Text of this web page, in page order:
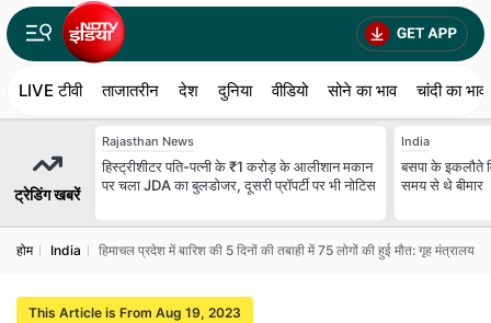
LIVE टीवी ताजातरीन देश दुनिया वीडियो सोने का भाव चांदी का भाव
ट्रेडिंग खबरें
Rajasthan News
हिस्ट्रीशीटर पति-पत्नी के ₹1 करोड़ के आलीशान मकान
पर चला JDA का बुलडोजर, दूसरी प्रॉपर्टी पर भी नोटिस
India
बसपा के इकलौते
समय से थे बीमार
होम India हिमाचल प्रदेश में बारिश की 5 दिनों की तबाही में 75 लोगों की हुई मौत: गृह मंत्रालय
This Article is From Aug 19, 2023